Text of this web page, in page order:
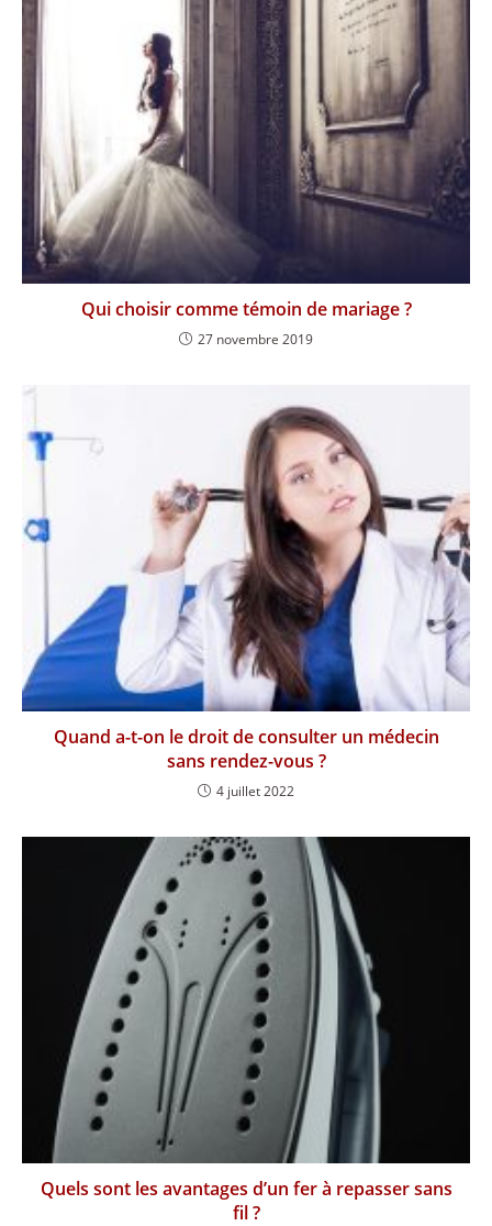
Qui choisir comme témoin de mariage ?
27 novembre 2019
Quand a-t-on le droit de consulter un médecin
sans rendez-vous ?
4 juillet 2022
Quels sont les avantages d’un fer à repasser sans
fil ?